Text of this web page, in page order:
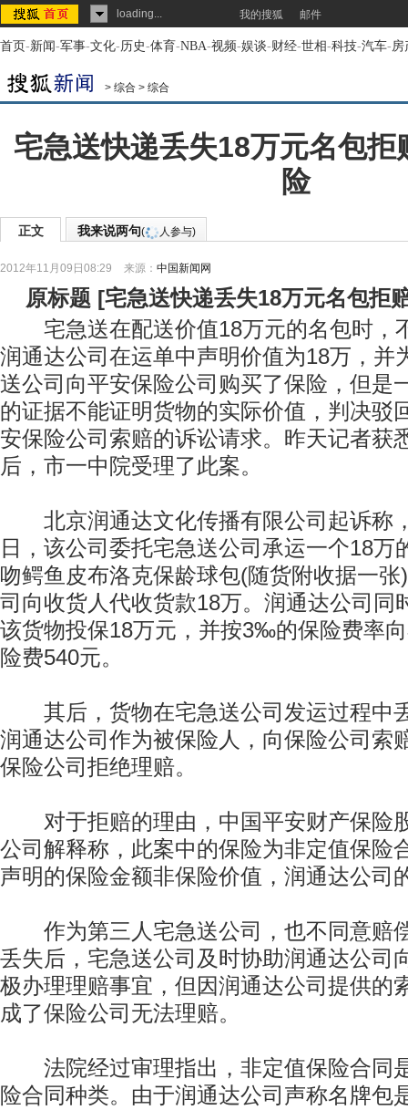
loading... 我的搜狐 邮件
首页-新闻-军事-文化-历史-体育-NBA-视频-娱谈-财经-世相-科技-汽车-房
> 综合 > 综合
宅急送快递丢失18万元名包拒
险
正文 我来说两句( 人参与)
2012年11月09日08:29 来源： 中国新闻网
原标题 [宅急送快递丢失18万元名包拒
宅急送在配送价值18万元的名包时，
润通达公司在运单中声明价值为18万，并
送公司向平安保险公司购买了保险，但是
的证据不能证明货物的实际价值，判决驳
安保险公司索赔的诉讼请求。昨天记者获
后，市一中院受理了此案。
北京润通达文化传播有限公司起诉称
日，该公司委托宅急送公司承运一个18万
吻鳄鱼皮布洛克保龄球包(随货附收据一
司向收货人代收货款18万。润通达公司同
该货物投保18万元，并按3‰的保险费率
险费540元。
其后，货物在宅急送公司发运过程中
润通达公司作为被保险人，向保险公司索
保险公司拒绝理赔。
对于拒赔的理由，中国平安财产保险
公司解释称，此案中的保险为非定值保险
声明的保险金额非保险价值，润通达公司
作为第三人宅急送公司，也不同意赔
丢失后，宅急送公司及时协助润通达公司
极办理理赔事宜，但因润通达公司提供的
成了保险公司无法理赔。
法院经过审理指出，非定值保险合同
险合同种类。由于润通达公司声称名牌包